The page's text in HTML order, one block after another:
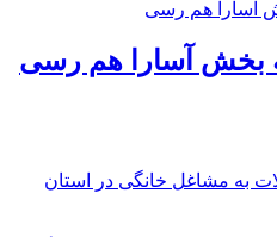
بخش آسارا هم رسی